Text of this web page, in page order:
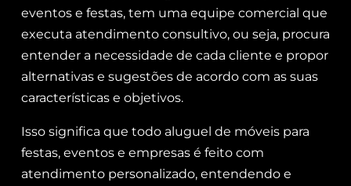
eventos e festas, tem uma equipe comercial que
executa atendimento consultivo, ou seja, procura
entender a necessidade de cada cliente e propor
alternativas e sugestões de acordo com as suas
características e objetivos.
Isso significa que todo aluguel de móveis para
festas, eventos e empresas é feito com
atendimento personalizado, entendendo e